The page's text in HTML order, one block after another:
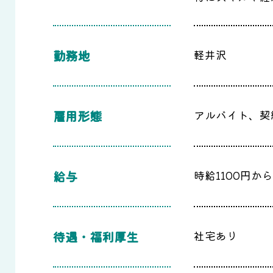
勤務地 軽井沢
雇用形態 アルバイト、
給与 時給1100円から
待遇・福利厚生 社宅あり